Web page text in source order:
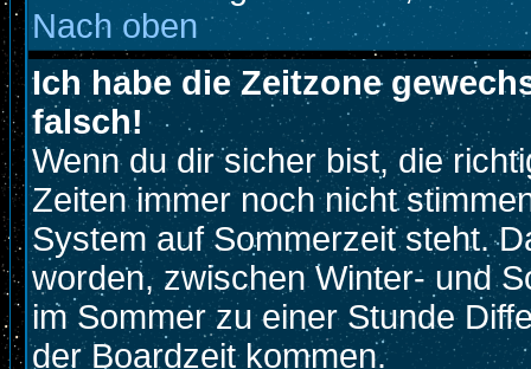
Nach oben
Ich habe die Zeitzone
falsch!
Wenn du dir sicher bist, die
Zeiten immer noch nicht
System auf Sommerzeit steht.
worden, zwischen Winter- und
im Sommer zu einer Stunde
der Boardzeit kommen.